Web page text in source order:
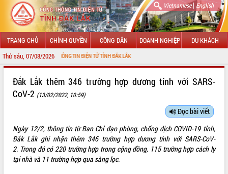
Vietnamese| English
TRANG CHỦ CHÍNH QUYỀN CÔNG DÂN DOANH NGHIỆP DU KHÁCH
Thứ sáu, 07/08/2026
CỔNG THÔNG TIN ĐIỆN TỬ TỈNH ĐẮK LẮK
GIỚI THIỆU
LÃNH ĐẠO UBND TỈNH
SỞ, BAN, NGÀNH
UBND CÁC XÃ, PHƯỜNG
Đắk Lắk thêm 346 trường hợp dương tính với SARS-
CoV-2 (13/02/2022, 10:59)
Đọc bài viết
Ngày 12/2, thông tin từ Ban Chỉ đạo phòng, chống dịch COVID-19 tỉnh,
Đắk Lắk ghi nhận thêm 346 trường hợp dương tính với SARS-CoV-
2. Trong đó có 220 trường hợp trong cộng đồng, 115 trường hợp cách ly
tại nhà và 11 trường hợp qua sàng lọc.